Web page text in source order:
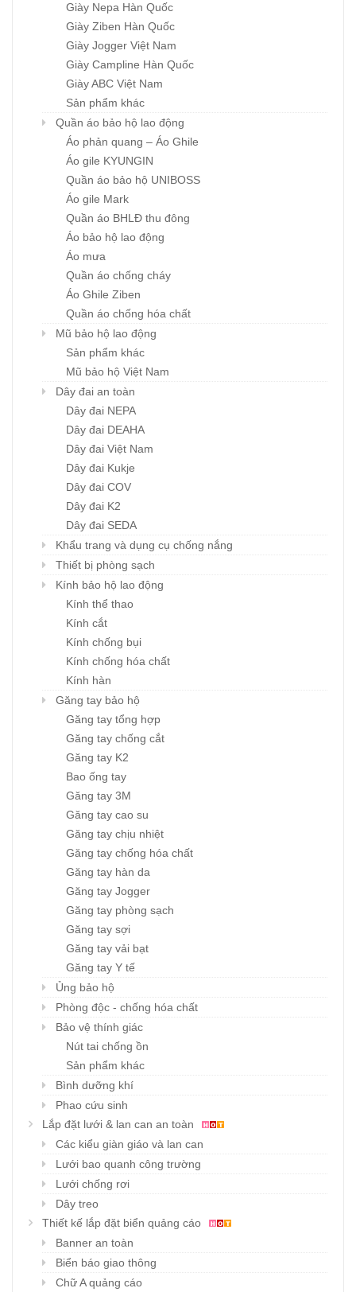
Giày Nepa Hàn Quốc
Giày Ziben Hàn Quốc
Giày Jogger Việt Nam
Giày Campline Hàn Quốc
Giày ABC Việt Nam
Sản phẩm khác
Quần áo bảo hộ lao động
Áo phản quang – Áo Ghile
Áo gile KYUNGIN
Quần áo bảo hộ UNIBOSS
Áo gile Mark
Quần áo BHLĐ thu đông
Áo bảo hộ lao động
Áo mưa
Quần áo chống cháy
Áo Ghile Ziben
Quần áo chống hóa chất
Mũ bảo hộ lao động
Sản phẩm khác
Mũ bảo hộ Việt Nam
Dây đai an toàn
Dây đai NEPA
Dây đai DEAHA
Dây đai Việt Nam
Dây đai Kukje
Dây đai COV
Dây đai K2
Dây đai SEDA
Khẩu trang và dụng cụ chống nắng
Thiết bị phòng sạch
Kính bảo hộ lao động
Kính thể thao
Kính cắt
Kính chống bụi
Kính chống hóa chất
Kính hàn
Găng tay bảo hộ
Găng tay tổng hợp
Găng tay chống cắt
Găng tay K2
Bao ống tay
Găng tay 3M
Găng tay cao su
Găng tay chịu nhiệt
Găng tay chống hóa chất
Găng tay hàn da
Găng tay Jogger
Găng tay phòng sạch
Găng tay sợi
Găng tay vải bạt
Găng tay Y tế
Ủng bảo hộ
Phòng độc - chống hóa chất
Bảo vệ thính giác
Nút tai chống ồn
Sản phẩm khác
Bình dưỡng khí
Phao cứu sinh
Lắp đặt lưới & lan can an toàn
Các kiểu giàn giáo và lan can
Lưới bao quanh công trường
Lưới chống rơi
Dây treo
Thiết kế lắp đặt biển quảng cáo
Banner an toàn
Biển báo giao thông
Chữ A quảng cáo